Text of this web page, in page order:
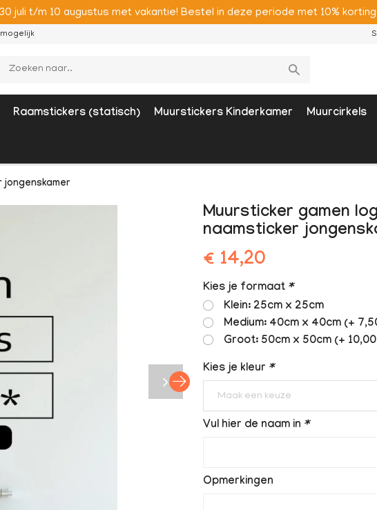
30 juli t/m 10 augustus met vakantie! Bestel in deze periode met 10%
Raamstickers (statisch) Muurstickers Kinderkamer Muurcirkels
jongenskamer
Muursticker gamen
naamsticker
€ 14,20
Kies je formaat *
Klein: 25cm x 25cm
Medium: 40cm x 40cm (+
Groot: 50cm x 50cm (+
Kies je kleur *
Maak een keuze
Vul hier de naam in *
Opmerkingen